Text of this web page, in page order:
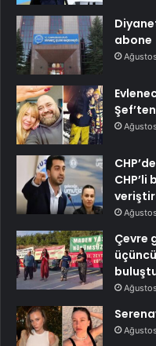
abone
CHP’li
Çevre